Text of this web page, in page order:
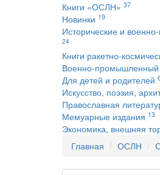
Книги «ОСЛН» 37
Новинки 19
Исторические и
24
Книги ракетно-
Военно-промышленный
Для детей и родителей
Искусство, поэзия,
Православная
Мемуарные издания 13
Экономика, внешняя
Главная ОСЛН